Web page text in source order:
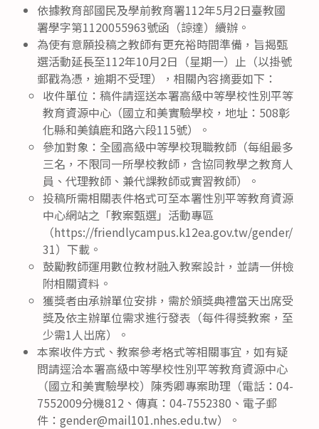
依據教育部國民及學前教育署112年5月2日臺教國
署學字第1120055963號函（諒達）續辦。
為使有意願投稿之教師有更充裕時間準備，旨揭甄
選活動延長至112年10月2日（星期一）止（以掛號
郵戳為憑，逾期不受理），相關內容摘要如下：
收件單位：稿件請逕送本署高級中等學校性別平等
教育資源中心（國立和美實驗學校，地址：508彰
化縣和美鎮鹿和路六段115號）。
參加對象：全國高級中等學校現職教師（每組最多
三名，不限同一所學校教師，含協同教學之教育人
員、代理教師、兼代課教師或實習教師）。
投稿所需相關表件格式可至本署性別平等教育資源
中心網站之「教案甄選」活動專區
（https://friendlycampus.k12ea.gov.tw/gender/
31）下載。
鼓勵教師運用數位教材融入教案設計，並請一併檢
附相關資料。
獲獎者由承辦單位安排，需於頒獎典禮當天出席受
獎及依主辦單位需求進行發表（每件得獎教案，至
少需1人出席）。
本案收件方式、教案參考格式等相關事宜，如有疑
問請逕洽本署高級中等學校性別平等教育資源中心
（國立和美實驗學校）陳秀卿專案助理（電話：04-
7552009分機812、傳真：04-7552380、電子郵
件：gender@mail101.nhes.edu.tw）。